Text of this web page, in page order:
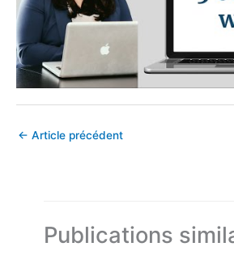
← Article précédent
Publications